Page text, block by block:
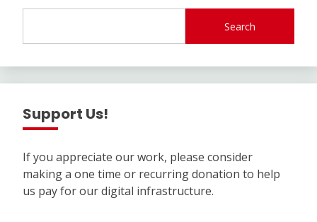
Search
Support Us!
If you appreciate our work, please consider
making a one time or recurring donation to help
us pay for our digital infrastructure.